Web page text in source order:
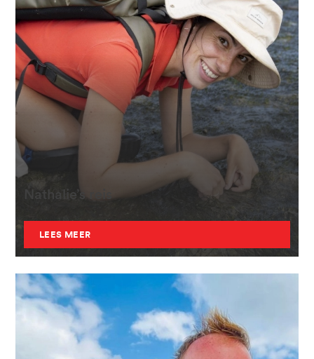
Nathalie’s reis
LEES MEER